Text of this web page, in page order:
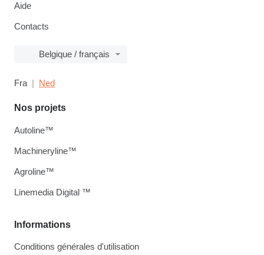
Aide
Contacts
Belgique / français
Fra Ned
Informations
Conditions générales d'utilisation
Nos projets
Autoline™
Machineryline™
Agroline™
Linemedia Digital ™